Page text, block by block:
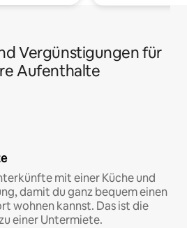
Vergünstigungen für
Aufenthalte
mit einer Küche und
damit du ganz bequem einen
wohnen kannst. Das ist die
einer Untermiete.